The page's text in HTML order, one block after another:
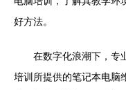
好方法。
在数字化浪潮下，专
培训所提供的笔记本电脑